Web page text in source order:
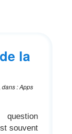
la
dans :Apps
question
souvent